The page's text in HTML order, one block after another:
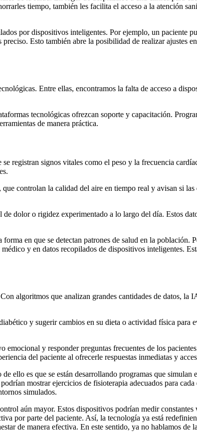
tiempo, también les facilita el acceso a la atención
por dispositivos inteligentes. Por ejemplo, un paciente
Esto también abre la posibilidad de realizar ajustes
Entre ellas, encontramos la falta de acceso a
tecnológicas ofrezcan soporte y capacitación.
de manera práctica.
registran signos vitales como el peso y la frecuencia
controlan la calidad del aire en tiempo real y avisan si
dolor o rigidez experimentado a lo largo del día. Estos
en que se detectan patrones de salud en la población.
y en datos recopilados de dispositivos inteligentes.
algoritmos que analizan grandes cantidades de datos, la
y sugerir cambios en su dieta o actividad física para
y responder preguntas frecuentes de los
del paciente al ofrecerle respuestas inmediatas y
es que se están desarrollando programas que simulan
mostrar ejercicios de fisioterapia adecuados para
simulados.
aún mayor. Estos dispositivos podrían medir
por parte del paciente. Así, la tecnología ya está
de manera efectiva. En este sentido, ya no hablamos